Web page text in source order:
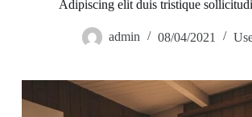
Adipiscing elit duis tristique
admin 08/04/2021